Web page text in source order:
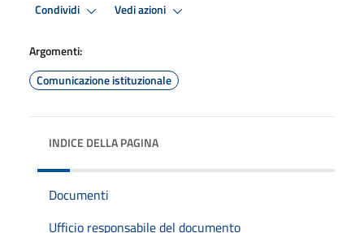
Condividi Vedi azioni
Argomenti:
Comunicazione istituzionale
INDICE DELLA PAGINA
Documenti
Ufficio responsabile del documento